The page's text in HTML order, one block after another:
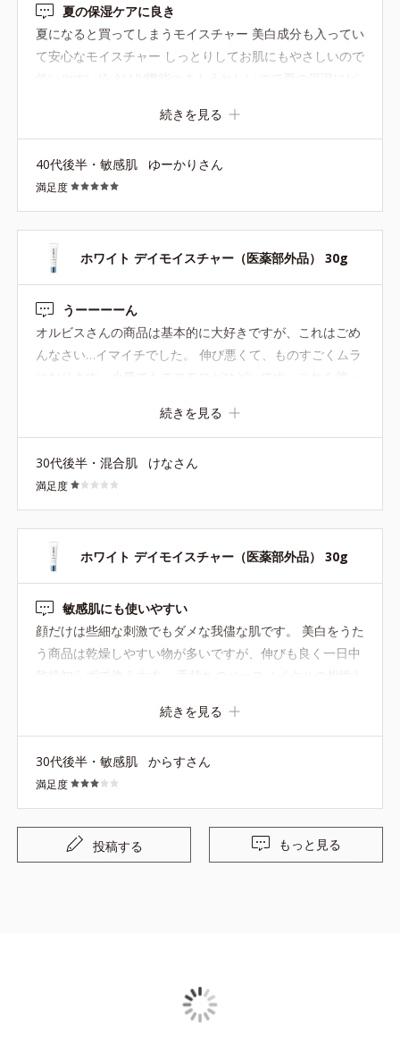
夏の保湿ケアに良き
夏になると買ってしまうモイスチャー 美白成分も入ってい
て安心なモイスチャー しっとりしてお肌にもやさしいので
続きを見る
40代後半・敏感肌 ゆーかりさん
満足度
ホワイト デイモイスチャー（医薬部外品） 30g
うーーーーん
オルビスさんの商品は基本的に大好きですが、これはごめ
んなさい…イマイチでした。 伸び悪くて、ものすごくムラ
外を歩ける仕上がりではありません…。改善してもらえる
続きを見る
30代後半・混合肌 けなさん
満足度
ホワイト デイモイスチャー（医薬部外品） 30g
敏感肌にも使いやすい
顔だけは些細な刺激でもダメな我儘な肌です。 美白をうた
う商品は乾燥しやすい物が多いですが、伸びも良く一日中
く、顔の圧迫感や毛穴詰まりも無く快適に使えているので
なりました(ずっと肌に何かが乗っている感覚) 普段からし
っかりメイク用のクレンジングと洗顔の為時折酵素洗顔を
挟んで1週間程使い続けて居ましたが、やはり洗顔後の油
膜感が拭えないのと、おそらく何かの成分が顔に残ってい
る為か肌荒れし始めたので使用をやめ、手の甲等で使い切
続きを見る
30代後半・敏感肌 からすさん
満足度
投稿する もっと見る